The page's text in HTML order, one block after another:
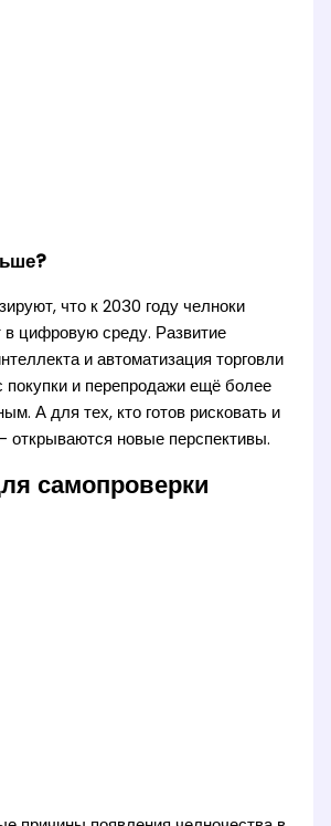
что к 2030 году челноки
в цифровую среду. Развитие
и автоматизация торговли
покупки и перепродажи ещё более
А для тех, кто готов рисковать и
открываются новые перспективы.
самопроверки